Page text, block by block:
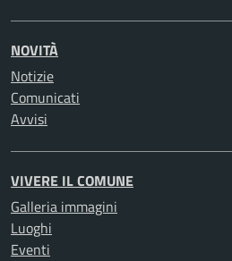
NOVITÀ
Notizie
Comunicati
Avvisi
VIVERE IL COMUNE
Galleria immagini
Luoghi
Eventi